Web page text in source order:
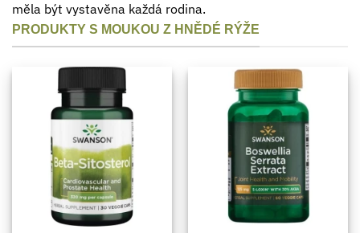
měla být vystavěna každá rodina.
PRODUKTY S MOUKOU Z HNĚDÉ RÝŽE